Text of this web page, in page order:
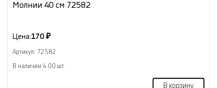
Молнии 40 см 72582
Цена:170 ₽
Артикул: 72582
В наличии 4.00 шт
В корзину